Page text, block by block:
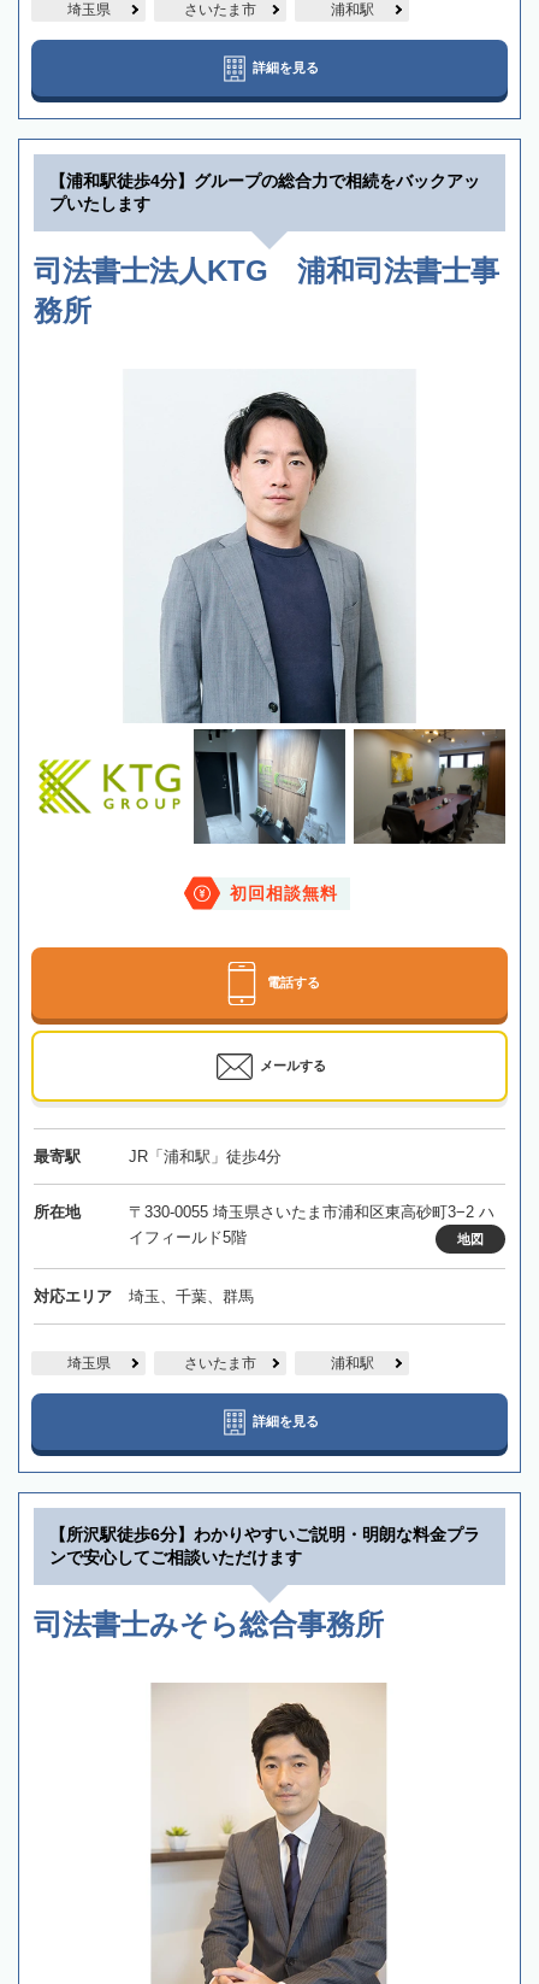
埼玉県 さいたま市 浦和駅
詳細を見る
【浦和駅徒歩4分】グループの総合力で相続をバックアッ
プいたします
司法書士法人KTG 浦和司法書士事
務所
初回相談無料
電話する
メールする
最寄駅 JR「浦和駅」徒歩4分
所在地
〒330-0055 埼玉県さいたま市浦和区東高砂町3−2 ハ
イフィールド5階
地図
対応エリア 埼玉、千葉、群馬
埼玉県 さいたま市 浦和駅
詳細を見る
【所沢駅徒歩6分】わかりやすいご説明・明朗な料金プラ
ンで安心してご相談いただけます
司法書士みそら総合事務所